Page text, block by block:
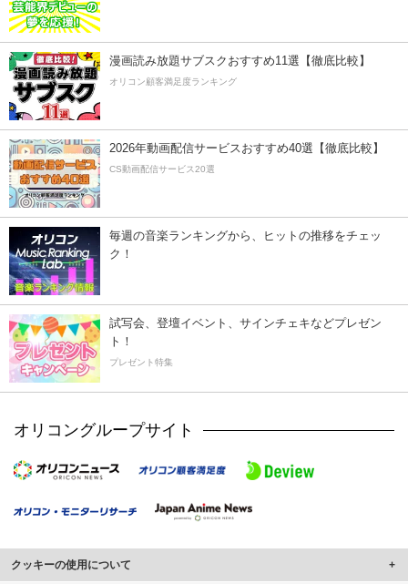
漫画読み放題サブスクおすすめ11選【徹底比較】
オリコン顧客満足度ランキング
2026年動画配信サービスおすすめ40選【徹底比較】
CS動画配信サービス20選
毎週の音楽ランキングから、ヒットの推移をチェッ
ク！
試写会、登壇イベント、サインチェキなどプレゼン
ト！
プレゼント特集
オリコングループサイト
クッキーの使用について